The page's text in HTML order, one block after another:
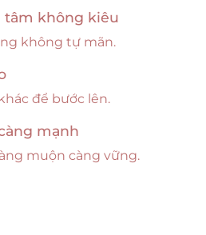
tâm không kiêu
không tự mãn.
để bước lên.
mạnh
muộn càng vững.